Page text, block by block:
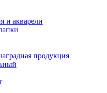
и акварели
продукция